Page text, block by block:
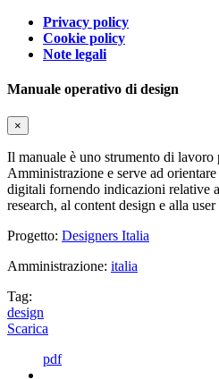
Privacy policy
Cookie policy
Note legali
Manuale operativo di design
×
Il manuale è uno strumento di lavoro
Amministrazione e serve ad
digitali fornendo indicazioni relative
research, al content design e alla
Progetto: Designers Italia
Amministrazione: italia
Tag:
design
Scarica
pdf